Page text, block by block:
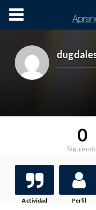
Cursos OnLine
0
Actividad Perfil